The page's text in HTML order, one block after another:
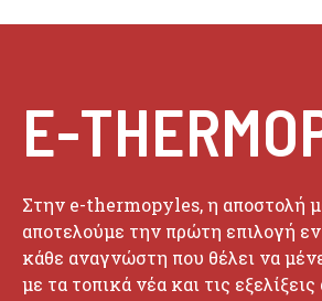
E-
Στην e-thermopyles, η αποστολή
αποτελούμε την πρώτη επιλογή
κάθε αναγνώστη που θέλει να
με τα τοπικά νέα και τις